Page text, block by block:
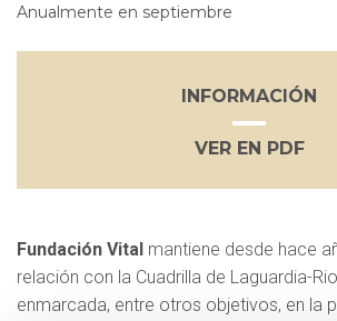
Anualmente en septiembre
INFORMACIÓN
VER EN PDF
Fundación Vital mantiene desde hace
relación con la Cuadrilla de Laguardia-
enmarcada, entre otros objetivos, en la